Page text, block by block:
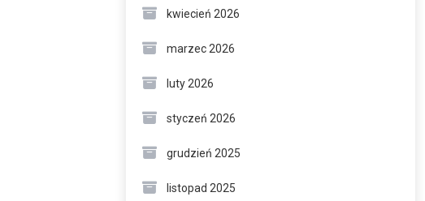
kwiecień 2026
marzec 2026
luty 2026
styczeń 2026
grudzień 2025
listopad 2025